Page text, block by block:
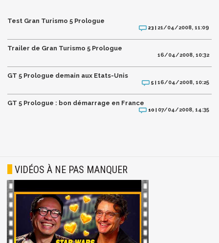
Test Gran Turismo 5 Prologue
23 | 21/04/2008, 11:09
Trailer de Gran Turismo 5 Prologue
16/04/2008, 10:32
GT 5 Prologue demain aux Etats-Unis
5 |16/04/2008, 10:25
GT 5 Prologue : bon démarrage en France
10 | 07/04/2008, 14:35
VIDÉOS À NE PAS MANQUER